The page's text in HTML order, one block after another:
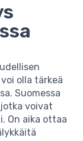
olla tärkeä
Suomessa
voivat
On aika ottaa